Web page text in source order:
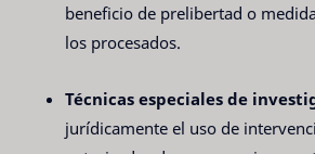
beneficio de prelibertad o
los procesados.
Técnicas especiales de
jurídicamente el uso de